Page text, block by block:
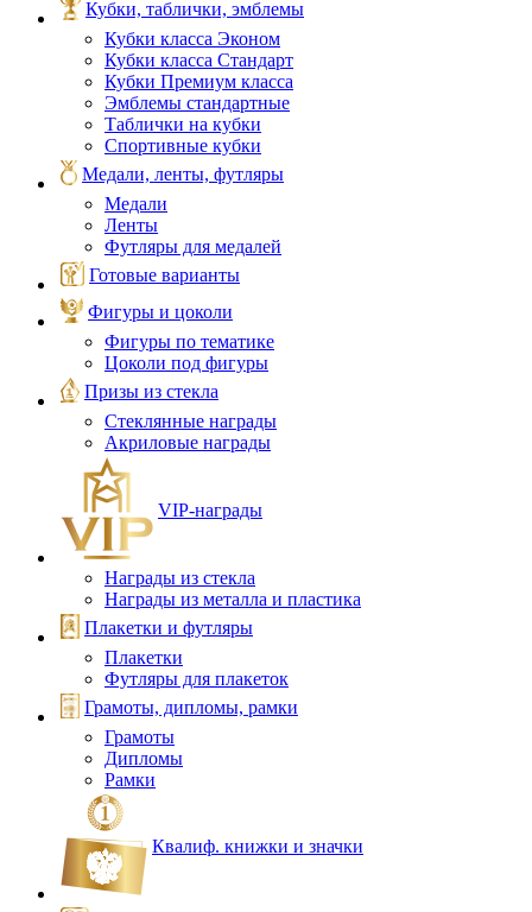
Кубки, таблички, эмблемы
Кубки класса Эконом
Кубки класса Стандарт
Кубки Премиум класса
Эмблемы стандартные
Таблички на кубки
Спортивные кубки
Медали, ленты, футляры
Медали
Ленты
Футляры для медалей
Готовые варианты
Фигуры и цоколи
Фигуры по тематике
Цоколи под фигуры
Призы из стекла
Стеклянные награды
Акриловые награды
VIP‑награды
Награды из стекла
Награды из металла и пластика
Плакетки и футляры
Плакетки
Футляры для плакеток
Грамоты, дипломы, рамки
Грамоты
Дипломы
Рамки
Квалиф. книжки и значки